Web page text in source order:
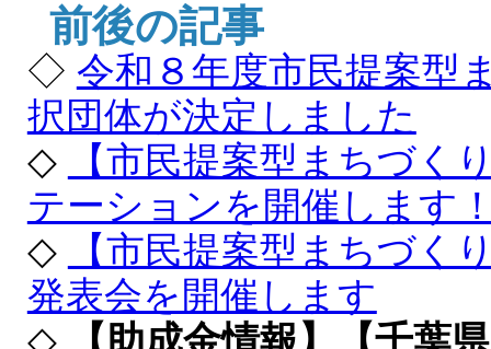
前後の記事
◇ 令和８年度市民提案型
択団体が決定しました
◇
【市民提案型まちづく
テーションを開催します
◇
【市民提案型まちづく
発表会を開催します
◇
【助成金情報】【千葉